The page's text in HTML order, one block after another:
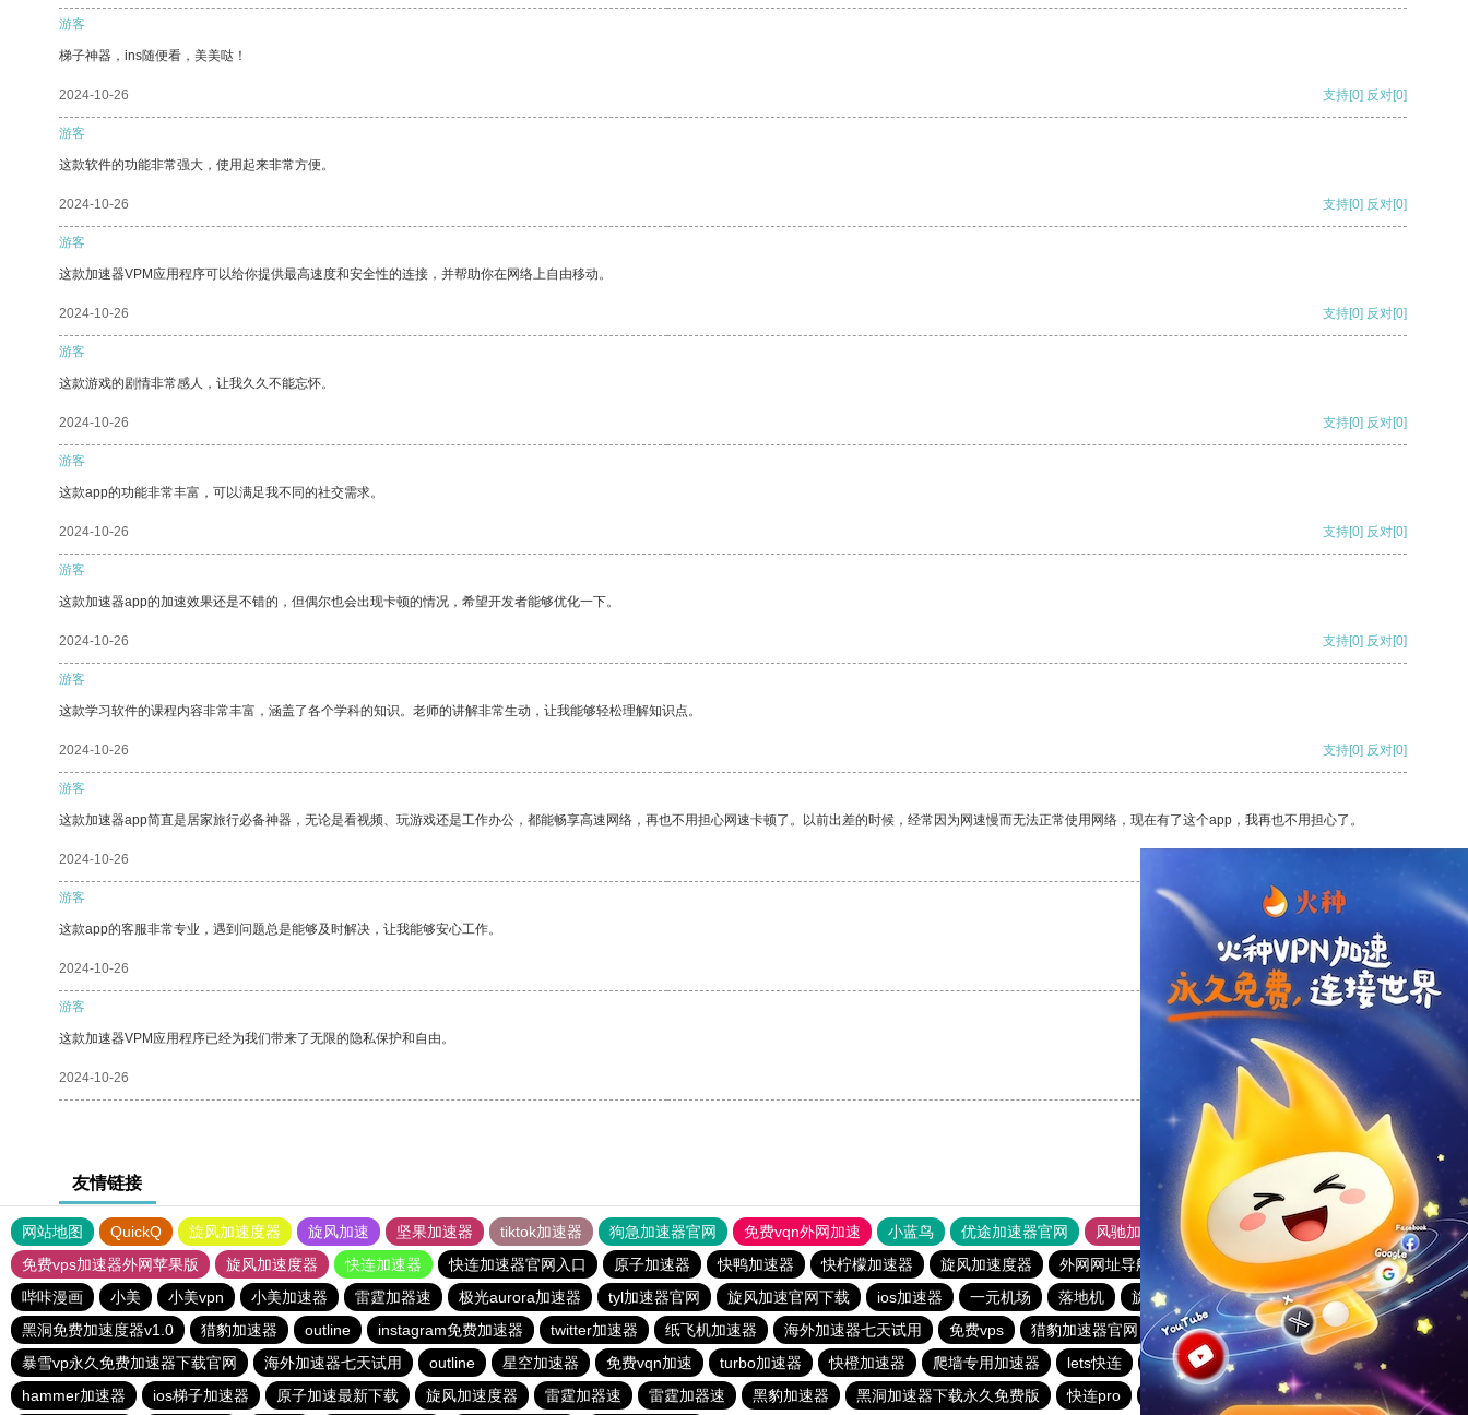
游客
梯子神器，ins随便看，美美哒！
2024-10-26 支持[0] 反对[0]
游客
这款软件的功能非常强大，使用起来非常方便。
2024-10-26 支持[0] 反对[0]
游客
这款加速器VPM应用程序可以给你提供最高速度和安全性的连接，并帮助你在网络上自由移动。
2024-10-26 支持[0] 反对[0]
游客
这款游戏的剧情非常感人，让我久久不能忘怀。
2024-10-26 支持[0] 反对[0]
游客
这款app的功能非常丰富，可以满足我不同的社交需求。
2024-10-26 支持[0] 反对[0]
游客
这款加速器app的加速效果还是不错的，但偶尔也会出现卡顿的情况，希望开发者能够优化一下。
2024-10-26 支持[0] 反对[0]
游客
这款学习软件的课程内容非常丰富，涵盖了各个学科的知识。老师的讲解非常生动，让我能够轻松理解知识点。
2024-10-26 支持[0] 反对[0]
游客
这款加速器app简直是居家旅行必备神器，无论是看视频、玩游戏还是工作办公，都能畅享高速网络，再也不用担心网速卡顿了。以前出差的时候，经常因为网速慢而无法正常使用网络，现在有了这个app，我再也不用担心了。
2024-10-26
游客
这款app的客服非常专业，遇到问题总是能够及时解决，让我能够安心工作。
2024-10-26 支持 [0] 反对 [0]
游客
这款加速器VPM应用程序已经为我们带来了无限的隐私保护和自由。
2024-10-26 支持
友情链接
网站地图 QuickQ 旋风加速度器 旋风加速 坚果加速器 tiktok加速器 狗急加速器官网 免费vqn外网加速 小蓝鸟 优途加速器官网 风驰加速器
旋风加速器
免费vps加速器外网苹果版
旋风加速度器 快连加速器 快连加速器官网入口 原子加速器 快鸭加速器 快柠檬加速器 旋风加速度器 外网网址导航 软件中心 雷霆加速
狂飙加速器
哔咔漫画
小美 小美vpn 小美加速器 雷霆加器速 极光aurora加速器 tyl加速器官网 旋风加速官网下载 ios加速器 一元机场 落地机 旋风加速度器
快鸭vp加速器
黑洞免费加速度器v1.0
猎豹加速器 outline instagram免费加速器 twitter加速器 纸飞机加速器 海外加速器七天试用 免费vps 猎豹加速器官网
夏时加速器
暴雪vp永久免费加速器下载官网
海外加速器七天试用 outline 星空加速器 免费vqn加速 turbo加速器 快橙加速器 爬墙专用加速器 lets快连 雷霆加速免费永久
猎豹vp加速器官网
hammer加速器
ios梯子加速器 原子加速最新下载 旋风加速度器 雷霆加器速 雷霆加器速 黑豹加速器 黑洞加速器下载永久免费版 快连pro outline 暴雪加速器vp ios加速器